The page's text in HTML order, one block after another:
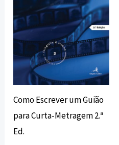
Como Escrever um Guião
para Curta-Metragem 2.ª
Ed.